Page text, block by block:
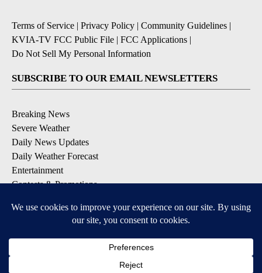
Terms of Service | Privacy Policy | Community Guidelines |
KVIA-TV FCC Public File | FCC Applications |
Do Not Sell My Personal Information
SUBSCRIBE TO OUR EMAIL NEWSLETTERS
Breaking News
Severe Weather
Daily News Updates
Daily Weather Forecast
Entertainment
Contests & Promotions
DOWNLOAD OUR APPS
Available for iOS and Android